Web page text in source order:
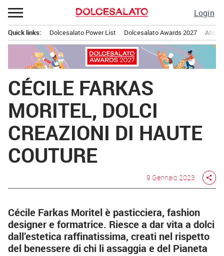
Passa
al
contenuto
Login
principale
Quick links: Dolcesalato Power List Dolcesalato Awards 2027
CÉCILE FARKAS
MORITEL, DOLCI
CREAZIONI DI HAUTE
COUTURE
9 Gennaio 2023 share
Cécile Farkas Moritel è pasticciera, fashion
designer e formatrice. Riesce a dar vita a dolci
dall’estetica raffinatissima, creati nel rispetto
del benessere di chi li assaggia e del Pianeta